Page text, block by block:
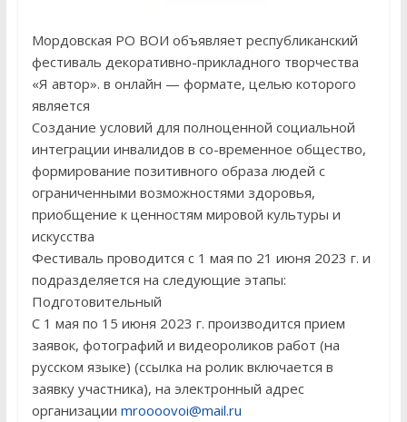
Мордовская РО ВОИ объявляет республиканский
фестиваль декоративно-прикладного творчества
«Я автор». в онлайн — формате, целью которого
является
Создание условий для полноценной социальной
интеграции инвалидов в со-временное общество,
формирование позитивного образа людей с
ограниченными возможностями здоровья,
приобщение к ценностям мировой культуры и
искусства
Фестиваль проводится с 1 мая по 21 июня 2023 г. и
подразделяется на следующие этапы:
Подготовительный
С 1 мая по 15 июня 2023 г. производится прием
заявок, фотографий и видеороликов работ (на
русском языке) (ссылка на ролик включается в
заявку участника), на электронный адрес
организации mroooovoi@mail.ru